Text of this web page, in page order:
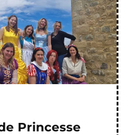
Princesse